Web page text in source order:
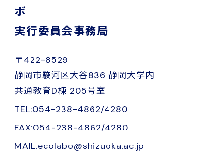
ボ
実行委員会事務局
〒422-8529
静岡市駿河区大谷836 静岡大学内
共通教育D棟 205号室
TEL:054-238-4862/4280
FAX:054-238-4862/4280
MAIL:ecolabo@shizuoka.ac.jp